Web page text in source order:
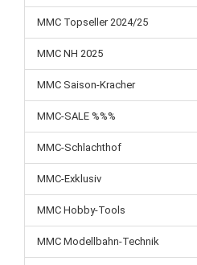
MMC Topseller 2024/25
MMC NH 2025
MMC Saison-Kracher
MMC-SALE %%%
MMC-Schlachthof
MMC-Exklusiv
MMC Hobby-Tools
MMC Modellbahn-Technik